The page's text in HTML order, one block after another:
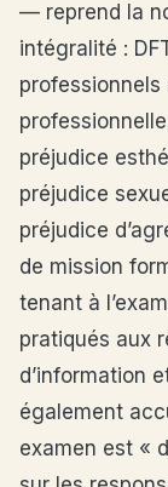
— reprend la
intégralité :
préjudice
préjudice
préjudice
de mission
tenant à
pratiqués aux
d’information
également
examen est «